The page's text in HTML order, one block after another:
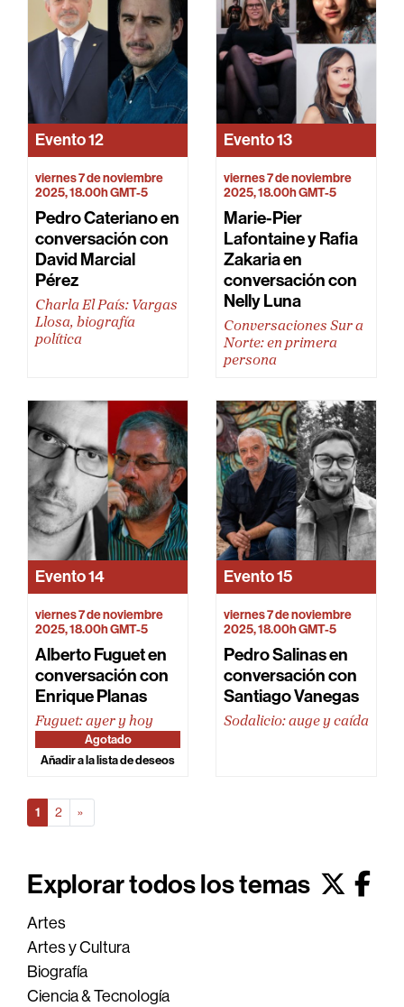
Evento12
viernes 7 de noviembre
2025, 18.00h GMT-5
Pedro Cateriano en
conversación con
David Marcial
Pérez
Charla El País: Vargas
Llosa, biografía
política
Evento13
viernes 7 de noviembre
2025, 18.00h GMT-5
Marie-Pier
Lafontaine y Rafia
Zakaria en
conversación con
Nelly Luna
Conversaciones Sur a
Norte: en primera
persona
Evento14
viernes 7 de noviembre
2025, 18.00h GMT-5
Alberto Fuguet en
conversación con
Enrique Planas
Fuguet: ayer y hoy
Agotado
Añadir a la lista de deseos
Evento15
viernes 7 de noviembre
2025, 18.00h GMT-5
Pedro Salinas en
conversación con
Santiago Vanegas
Sodalicio: auge y caída
1(actual)
2 »
Explorar todos los temas
Artes
Artes y Cultura
Biografía
Ciencia & Tecnología